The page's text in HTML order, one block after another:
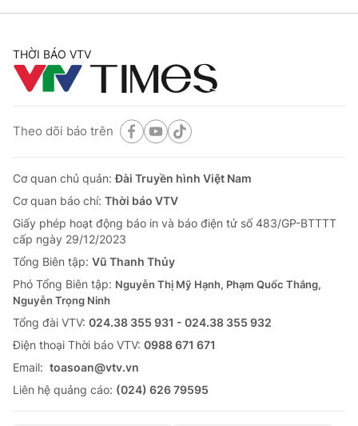
THỜI BÁO VTV
Theo dõi báo trên
Cơ quan chủ quản:Đài Truyền hình Việt Nam
Cơ quan báo chí: Thời báo VTV
Giấy phép hoạt động báo in và báo điện tử số 483/GP-BTTTT
cấp ngày 29/12/2023
Tổng Biên tập: Vũ Thanh Thủy
Phó Tổng Biên tập: Nguyễn Thị Mỹ Hạnh, Phạm Quốc Thắng,
Nguyễn Trọng Ninh
Tổng đài VTV: 024.38 355 931 - 024.38 355 932
Ðiện thoại Thời báo VTV: 0988 671 671
Email: toasoan@vtv.vn
Liên hệ quảng cáo: (024) 626 79595